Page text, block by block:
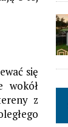
się
wokół
z